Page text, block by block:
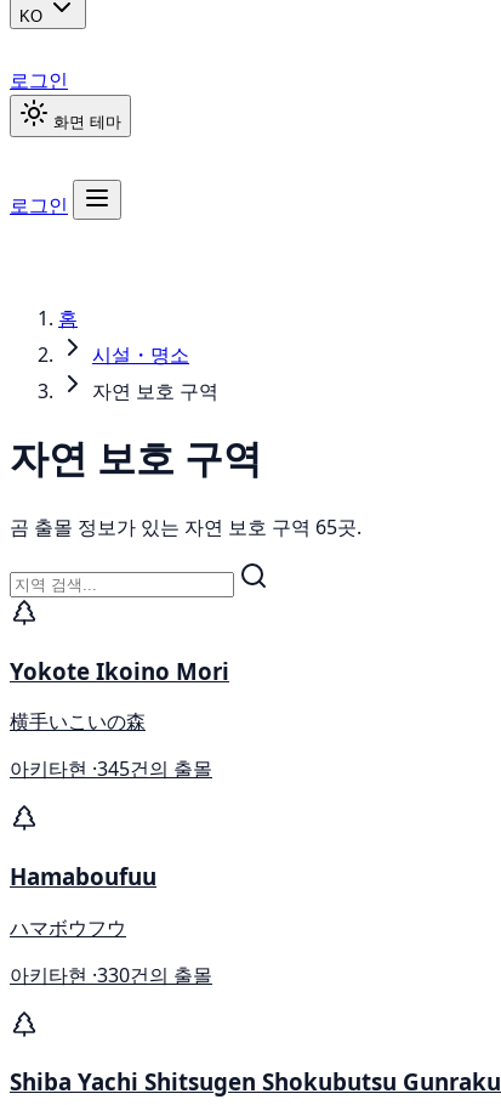
KO
로그인
화면 테마
로그인
홈
시설・명소
자연 보호 구역
자연 보호 구역
곰 출몰 정보가 있는 자연 보호 구역 65곳.
Yokote Ikoino Mori
横手いこいの森
아키타현 ·345건의 출몰
Hamaboufuu
ハマボウフウ
아키타현 ·330건의 출몰
Shiba Yachi Shitsugen Shokubutsu Gunraku